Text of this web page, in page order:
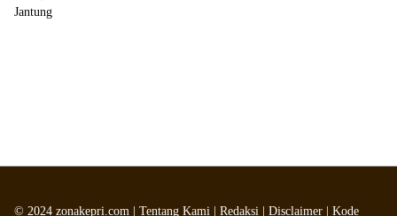
© 2024 zonakepri.com | Tentang Kami Redaksi Disclaimer Kode